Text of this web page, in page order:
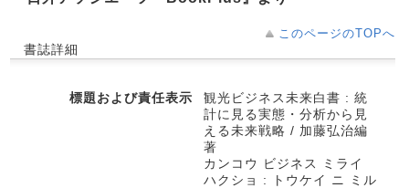
このページのTOPへ
書誌詳細
標題および責任表示
観光ビジネス未来白書 : 統
計に見る実態・分析から見
える未来戦略 / 加藤弘治編
著
カンコウ ビジネス ミライ
ハクショ : トウケイ ニ ミル